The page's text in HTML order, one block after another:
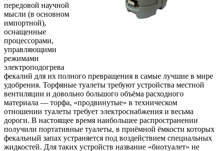
передовой научной
мысли (в основном
импортной),
оснащенные
процессорами,
управляющими
режимами
электроподогрева
фекалий для их полного превращения в самые лучшие в мире
удобрения. Торфяные туалеты требуют устройства местной
вентиляции и довольно большого объёма расходного
материала — торфа, «продвинутые» в техническом
отношении туалеты требует электроснабжения и весьма
дороги. В настоящее время наибольшее распространении
получили портативные туалеты, в приёмной ёмкости которых
фекальный запах устраняется под воздействием специальных
жидкостей. Для таких устройств название «биотуалет» не